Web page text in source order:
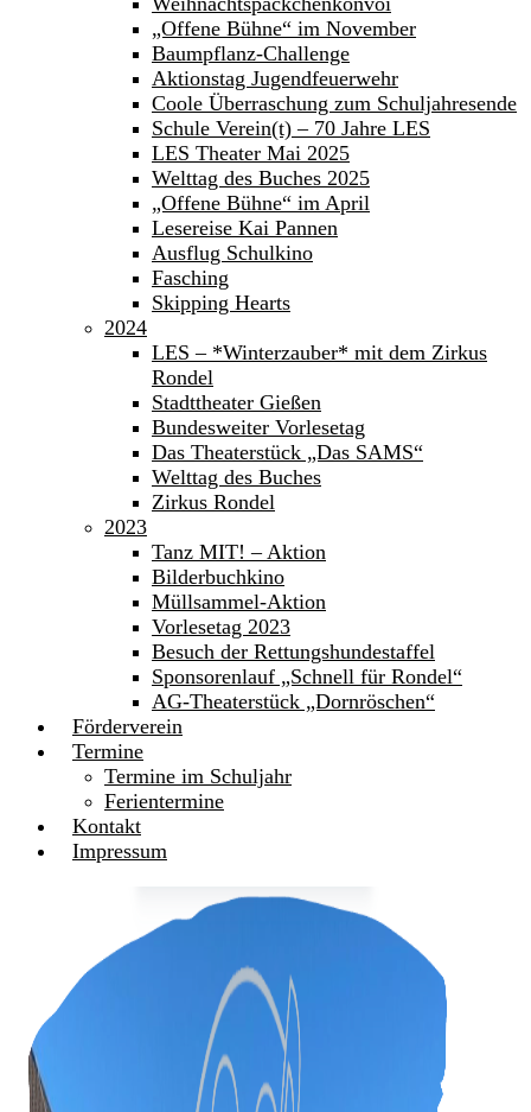
„Offene Bühne“ im November
Baumpflanz-Challenge
Aktionstag Jugendfeuerwehr
Coole Überraschung zum Schuljahresende
Schule Verein(t) – 70 Jahre LES
LES Theater Mai 2025
Welttag des Buches 2025
„Offene Bühne“ im April
Lesereise Kai Pannen
Ausflug Schulkino
Fasching
Skipping Hearts
2024
LES – *Winterzauber* mit dem Zirkus
Rondel
Stadttheater Gießen
Bundesweiter Vorlesetag
Das Theaterstück „Das SAMS“
Welttag des Buches
Zirkus Rondel
2023
Tanz MIT! – Aktion
Bilderbuchkino
Müllsammel-Aktion
Vorlesetag 2023
Besuch der Rettungshundestaffel
Sponsorenlauf „Schnell für Rondel“
AG-Theaterstück „Dornröschen“
Förderverein
Termine
Termine im Schuljahr
Ferientermine
Kontakt
Impressum